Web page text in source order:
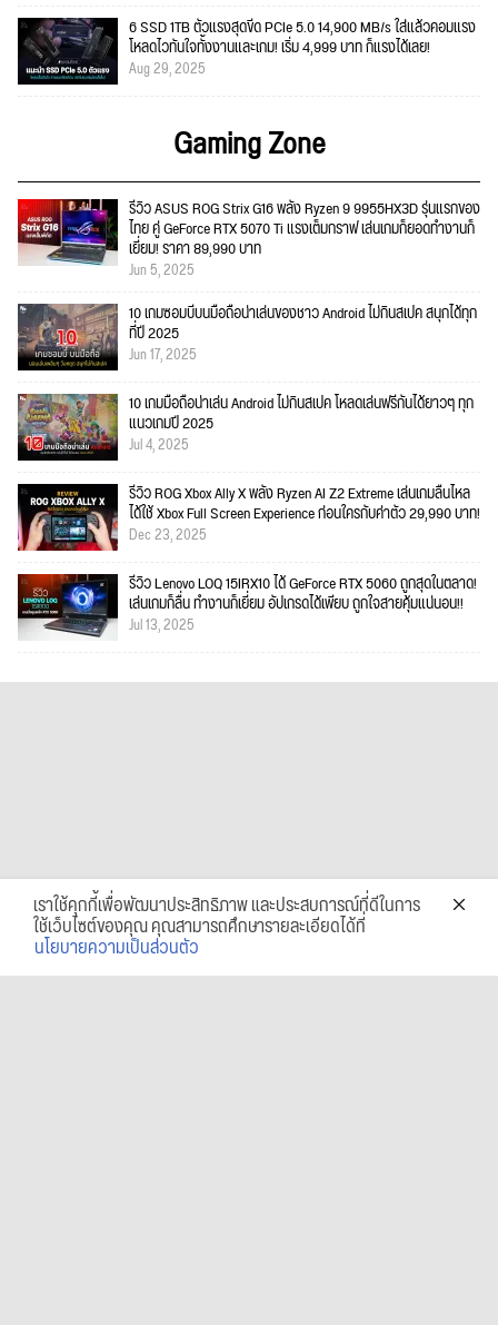
6 SSD 1TB ตัวแรงสุดขีด PCIe 5.0 14,900 MB/s ใส่แล้วคอมแรง
โหลดไวทันใจทั้งงานและเกม! เริ่ม 4,999 บาท ก็แรงได้เลย!
Aug 29, 2025
Gaming Zone
รีวิว ASUS ROG Strix G16 พลัง Ryzen 9 9955HX3D รุ่นแรกของ
ไทย คู่ GeForce RTX 5070 Ti แรงเต็มกราฟ เล่นเกมก็ยอดทำงานก็
เยี่ยม! ราคา 89,990 บาท
Jun 5, 2025
10 เกมซอมบี้บนมือถือน่าเล่นของชาว Android ไม่กินสเปค สนุกได้ทุก
ที่ปี 2025
Jun 17, 2025
10 เกมมือถือน่าเล่น Android ไม่กินสเปค โหลดเล่นฟรีกันได้ยาวๆ ทุก
แนวเกมปี 2025
Jul 4, 2025
รีวิว ROG Xbox Ally X พลัง Ryzen AI Z2 Extreme เล่นเกมลื่นไหล
ได้ใช้ Xbox Full Screen Experience ก่อนใครกับค่าตัว 29,990 บาท!
Dec 23, 2025
รีวิว Lenovo LOQ 15IRX10 ได้ GeForce RTX 5060 ถูกสุดในตลาด!
เล่นเกมก็ลื่น ทำงานก็เยี่ยม อัปเกรดได้เพียบ ถูกใจสายคุ้มแน่นอน!!
Jul 13, 2025
เราใช้คุกกี้เพื่อพัฒนาประสิทธิภาพ และประสบการณ์ที่ดีในการ
ใช้เว็บไซต์ของคุณ คุณสามารถศึกษารายละเอียดได้ที่
นโยบายความเป็นส่วนตัว